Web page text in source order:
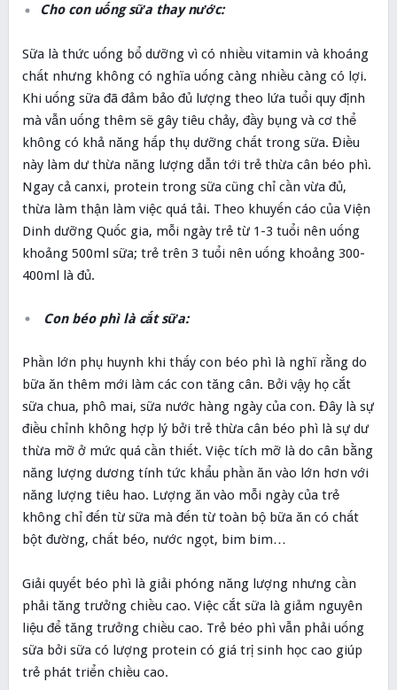
Cho con uống sữa thay nước:
Sữa là thức uống bổ dưỡng vì có nhiều vitamin và khoáng
chất nhưng không có nghĩa uống càng nhiều càng có lợi.
Khi uống sữa đã đảm bảo đủ lượng theo lứa tuổi quy định
mà vẫn uống thêm sẽ gây tiêu chảy, đầy bụng và cơ thể
không có khả năng hấp thụ dưỡng chất trong sữa. Điều
này làm dư thừa năng lượng dẫn tới trẻ thừa cân béo phì.
Ngay cả canxi, protein trong sữa cũng chỉ cần vừa đủ,
thừa làm thận làm việc quá tải. Theo khuyến cáo của Viện
Dinh dưỡng Quốc gia, mỗi ngày trẻ từ 1-3 tuổi nên uống
khoảng 500ml sữa; trẻ trên 3 tuổi nên uống khoảng 300-
400ml là đủ.
Con béo phì là cắt sữa:
Phần lớn phụ huynh khi thấy con béo phì là nghĩ rằng do
bữa ăn thêm mới làm các con tăng cân. Bởi vậy họ cắt
sữa chua, phô mai, sữa nước hàng ngày của con. Đây là sự
điều chỉnh không hợp lý bởi trẻ thừa cân béo phì là sự dư
thừa mỡ ở mức quá cần thiết. Việc tích mỡ là do cân bằng
năng lượng dương tính tức khẩu phần ăn vào lớn hơn với
năng lượng tiêu hao. Lượng ăn vào mỗi ngày của trẻ
không chỉ đến từ sữa mà đến từ toàn bộ bữa ăn có chất
bột đường, chất béo, nước ngọt, bim bim…
Giải quyết béo phì là giải phóng năng lượng nhưng cần
phải tăng trưởng chiều cao. Việc cắt sữa là giảm nguyên
liệu để tăng trưởng chiều cao. Trẻ béo phì vẫn phải uống
sữa bởi sữa có lượng protein có giá trị sinh học cao giúp
trẻ phát triển chiều cao.